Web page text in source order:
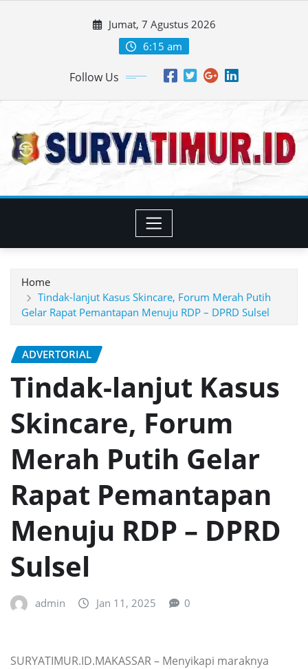
Jumat, 7 Agustus 2026
6:15 am
Follow Us
Home
Tindak-lanjut Kasus Skincare, Forum Merah Putih
Gelar Rapat Pemantapan Menuju RDP – DPRD Sulsel
ADVERTORIAL
Tindak-lanjut Kasus
Skincare, Forum
Merah Putih Gelar
Rapat Pemantapan
Menuju RDP – DPRD
Sulsel
admin Jan 11, 2025 0
SURYATIMUR.ID.MAKASSAR – Menyikapi maraknya